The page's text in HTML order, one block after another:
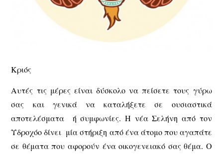
Κριός
Αυτές τις μέρες είναι δύσκολο να πείσετε τους γύρω
σας και γενικά να καταλήξετε σε ουσιαστικά
αποτελέσματα ή συμφωνίες. Η νέα Σελήνη από τον
Υδροχόο δίνει μία στήριξη από ένα άτομο που αγαπάτε
σε θέματα που αφορούν ένα οικογενειακό σας θέμα. Ο